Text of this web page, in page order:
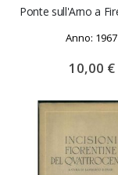
Anno: 1967
10,00 €